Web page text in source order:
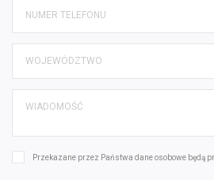
Przekazane przez Państwa dane osobowe będą